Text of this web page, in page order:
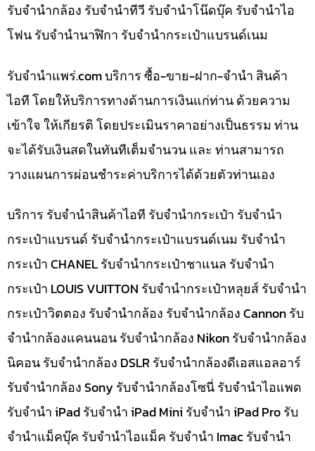
รับจำนำกล้อง รับจำนำทีวี รับจำนำโน๊ดบุ๊ค รับจำนำไอ
โฟน รับจำนำนาฬิกา รับจำนำกระเป๋าแบรนด์เนม
รับจํานําแพร่.com บริการ ซื้อ-ขาย-ฝาก-จำนำ สินค้า
ไอที โดยให้บริการทางด้านการเงินแก่ท่าน ด้วยความ
เข้าใจ ให้เกียรติ โดยประเมินราคาอย่างเป็นธรรม ท่าน
จะได้รับเงินสดในทันทีเต็มจำนวน และ ท่านสามารถ
วางแผนการผ่อนชำระค่าบริการได้ด้วยตัวท่านเอง
บริการ รับจำนำสินค้าไอที รับจำนำกระเป๋า รับจำนำ
กระเป๋าแบรนด์ รับจำนำกระเป๋าแบรนด์เนม รับจำนำ
กระเป๋า CHANEL รับจำนำกระเป๋าชาแนล รับจำนำ
กระเป๋า LOUIS VUITTON รับจำนำกระเป๋าหลุยส์ รับจำนำ
กระเป๋าวิตตอง รับจำนำกล้อง รับจำนำกล้อง Cannon รับ
จำนำกล้องแคนนอน รับจำนำกล้อง Nikon รับจำนำกล้อง
นิคอน รับจำนำกล้อง DSLR รับจำนำกล้องดีเอสแอลอาร์
รับจำนำกล้อง Sony รับจำนำกล้องโซนี่ รับจำนำไอแพด
รับจำนำ iPad รับจำนำ iPad Mini รับจำนำ iPad Pro รับ
จำนำแม็คบุ๊ค รับจำนำไอแม็ค รับจำนำ Imac รับจำนำ